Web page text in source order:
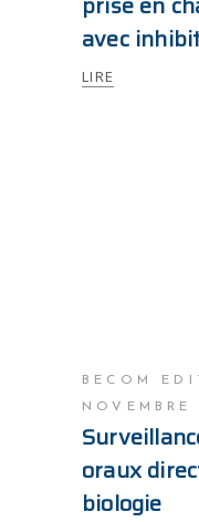
avec
LIRE
BECOM
oraux
biologie